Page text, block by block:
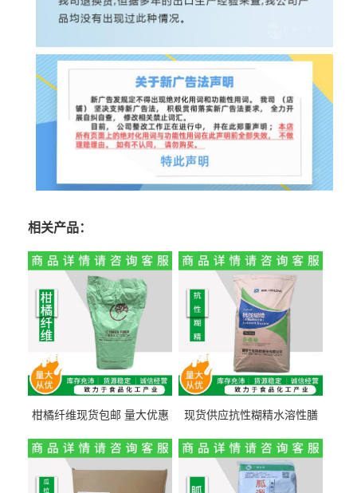
相关产品：
柑橘纤维现货包邮 量大优惠
现货供应抗性糊精水溶性膳
量1kg包邮